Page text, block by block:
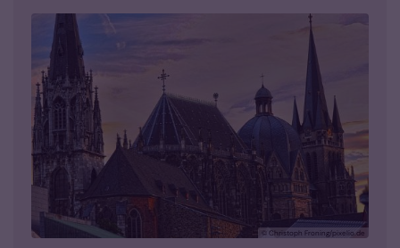
© Christoph Froning/pixelio.de